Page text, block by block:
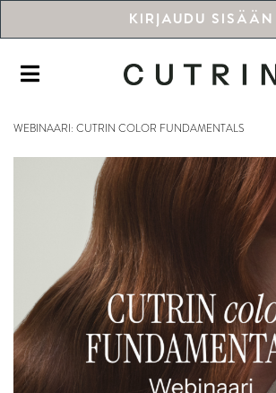
KIRJAUDU SISÄÄN
WEBINAARI: CUTRIN COLOR FUNDAMENTALS